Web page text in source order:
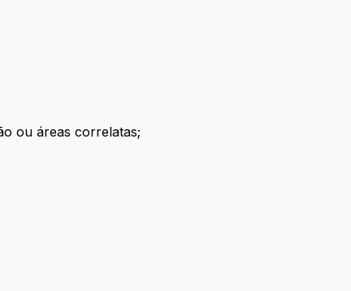
ou áreas correlatas;